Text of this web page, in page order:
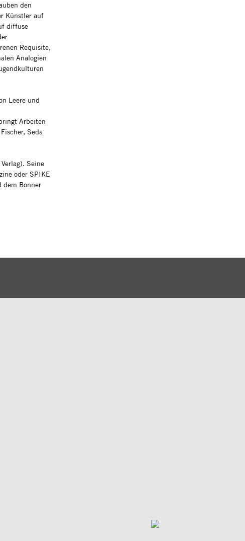
den
Künstler auf
diffuse
Requisite,
Analogien
Leere und
Arbeiten
Seda
Seine
oder SPIKE
dem Bonner